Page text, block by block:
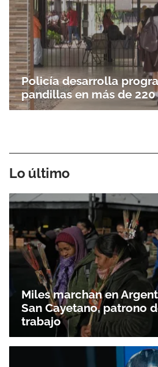
Policía desarrolla
pandillas en más de
Lo último
Miles marchan en
San Cayetano, patrono
trabajo